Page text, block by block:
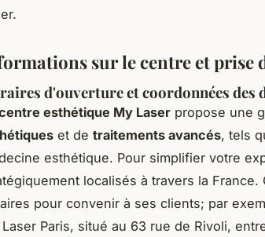
sur le centre et prise
d'ouverture et coordonnées des
esthétique My Laser propose une
et de traitements avancés, tels
esthétique. Pour simplifier votre
localisés à travers la
pour convenir à ses clients; par
Paris, situé au 63 rue de Rivoli,